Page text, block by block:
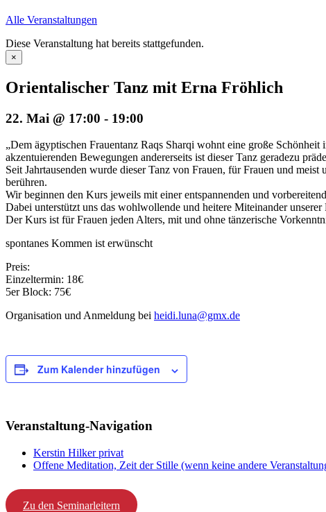
Alle Veranstaltungen
Diese Veranstaltung hat bereits stattgefunden.
×
Orientalischer Tanz mit Erna Fröhlich
22. Mai @ 17:00 - 19:00
„Dem ägyptischen Frauentanz Raqs Sharqi wohnt eine große
akzentuierenden Bewegungen andererseits ist dieser Tanz geradezu
Seit Jahrtausenden wurde dieser Tanz von Frauen, für Frauen und
berühren.
Wir beginnen den Kurs jeweils mit einer entspannenden und
Dabei unterstützt uns das wohlwollende und heitere Miteinander unserer
Der Kurs ist für Frauen jeden Alters, mit und ohne tänzerische
spontanes Kommen ist erwünscht
Preis:
Einzeltermin: 18€
5er Block: 75€
Organisation und Anmeldung bei heidi.luna@gmx.de
Zum Kalender hinzufügen
Veranstaltung-Navigation
Kerstin Hilker privat
Offene Meditation, Zeit der Stille (wenn keine andere
Zu den Seminarleitern